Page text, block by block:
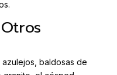
baldosas de